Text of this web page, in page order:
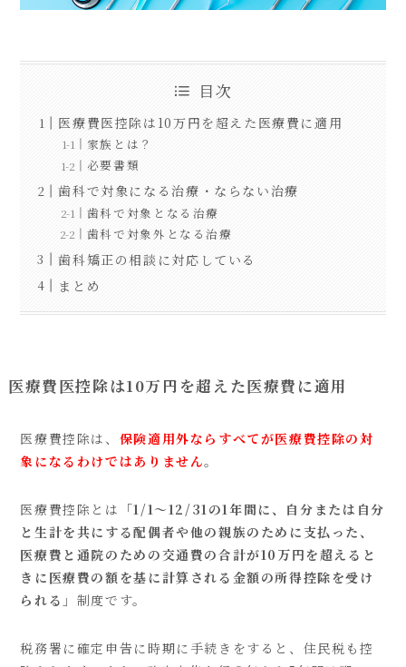
目次
医療費医控除は10万円を超えた医療費に適用
家族とは？
必要書類
歯科で対象になる治療・ならない治療
歯科で対象となる治療
歯科で対象外となる治療
歯科矯正の相談に対応している
まとめ
医療費医控除は10万円を超えた医療費に適用
医療費控除は、 保険適用外ならすべてが医療費控除の対
象になるわけではありません。
医療費控除とは 「1/1～12/31の1年間に、自分または自分
と生計を共にする配偶者や他の親族のために支払った、
医療費と通院のための交通費の合計が10万円を超えると
きに医療費の額を基に計算される金額の所得控除を受け
られる」 制度です。
税務署に確定申告に時期に手続きをすると、住民税も控